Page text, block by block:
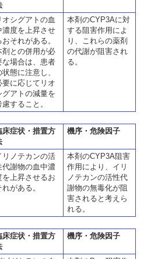
オシグアトの血
濃度を上昇させ
おそれがある。
剤との併用が必
な場合は、患者
状態に注意し、
要に応じてリオ
グアトの減量を
慮すること。
本剤のCYP3Aに対
する阻害作用によ
り、これらの薬剤
の代謝が阻害され
る。
床症状・措置方
機序・危険因子
リノテカンの活
代謝物の血中濃
を上昇させるお
れがある。
本剤のCYP3A阻害
作用により、イリ
ノテカンの活性代
謝物の無毒化が阻
害されると考えら
れる。
床症状・措置方
機序・危険因子